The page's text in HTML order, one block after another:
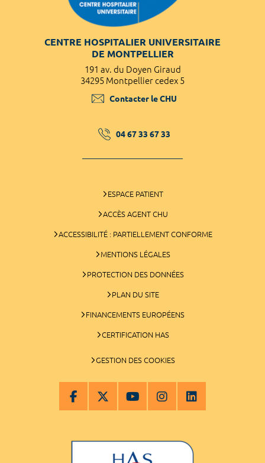
CENTRE HOSPITALIER UNIVERSITAIRE
DE MONTPELLIER
191 av. du Doyen Giraud
34295 Montpellier cedex 5
Contacter le CHU
04 67 33 67 33
ESPACE PATIENT
ACCÈS AGENT CHU
ACCESSIBILITÉ : PARTIELLEMENT CONFORME
MENTIONS LÉGALES
PROTECTION DES DONNÉES
PLAN DU SITE
FINANCEMENTS EUROPÉENS
CERTIFICATION HAS
GESTION DES COOKIES